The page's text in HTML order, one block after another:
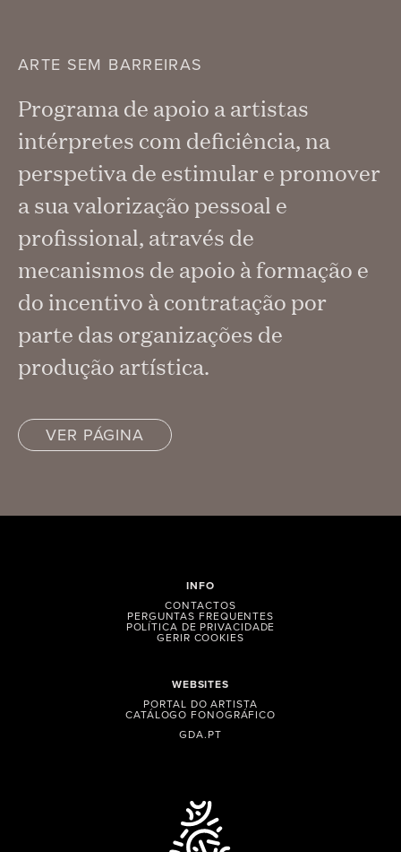
ARTE SEM BARREIRAS
Programa de apoio a artistas
intérpretes com deficiência, na
perspetiva de estimular e promover
a sua valorização pessoal e
profissional, através de
mecanismos de apoio à formação e
do incentivo à contratação por
parte das organizações de
produção artística.
VER PÁGINA
WEBSITES
PORTAL DO ARTISTA
CATÁLOGO FONOGRÁFICO
GDA.PT
INFO
CONTACTOS
PERGUNTAS FREQUENTES
POLÍTICA DE PRIVACIDADE
GERIR COOKIES